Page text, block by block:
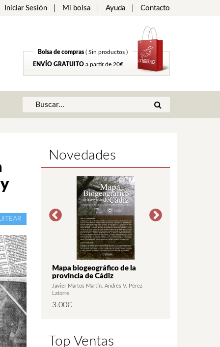
Iniciar Sesión Mi bolsa Ayuda Contacto
Bolsa de compras ( Sin productos )
ENVÍO GRATUITO a partir de 20€
Novedades
Algarbía
y
Juan Antonio
Frías
Mapa biogeográfico de la
provincia de Cádiz
Javier Martos Martín Andrés V. Pérez
Latorre
3.00€
Top Ventas